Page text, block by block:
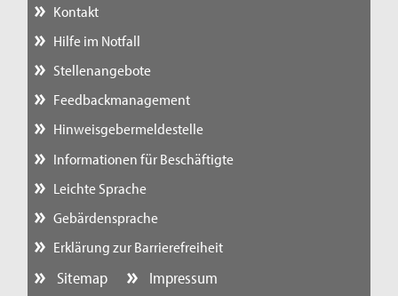
Kontakt
Hilfe im Notfall
Stellenangebote
Feedbackmanagement
Hinweisgebermeldestelle
Informationen für Beschäftigte
Leichte Sprache
Gebärdensprache
Erklärung zur Barrierefreiheit
Sitemap Impressum